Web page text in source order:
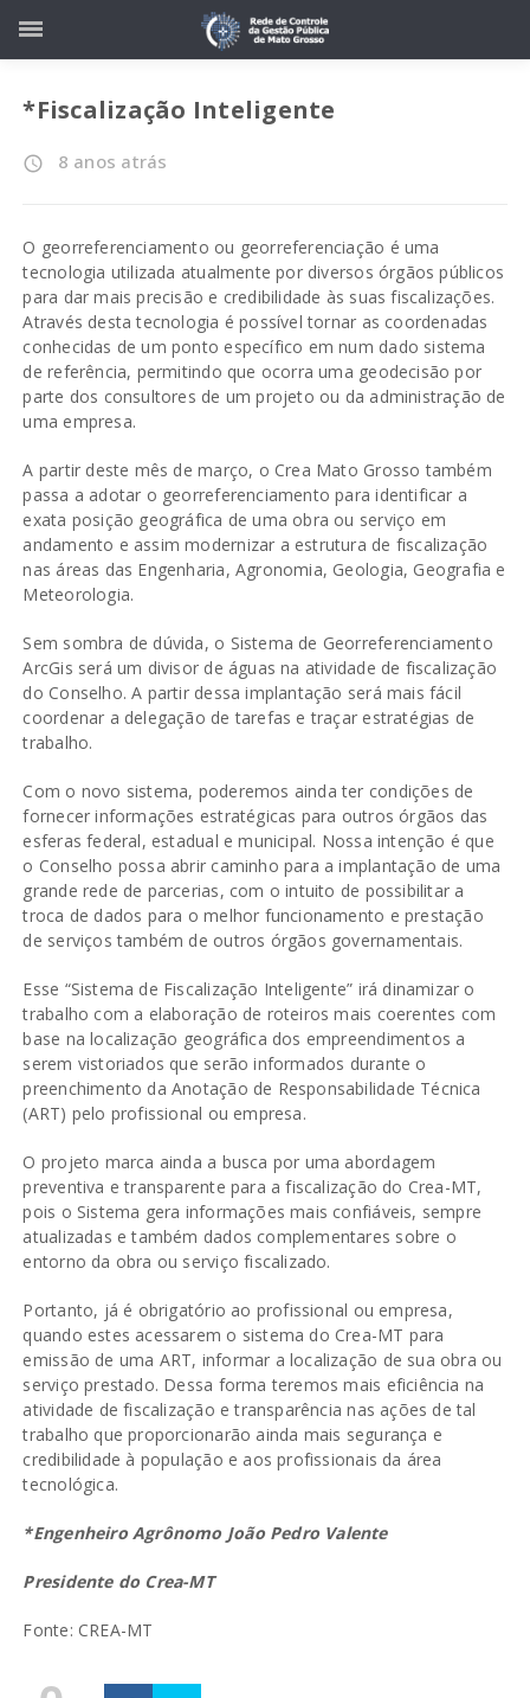
*Fiscalização Inteligente
access_time 8 anos atrás
O georreferenciamento ou georreferenciação é uma
tecnologia utilizada atualmente por diversos órgãos públicos
para dar mais precisão e credibilidade às suas fiscalizações.
Através desta tecnologia é possível tornar as coordenadas
conhecidas de um ponto específico em num dado sistema
de referência, permitindo que ocorra uma geodecisão por
parte dos consultores de um projeto ou da administração de
uma empresa.
A partir deste mês de março, o Crea Mato Grosso também
passa a adotar o georreferenciamento para identificar a
exata posição geográfica de uma obra ou serviço em
andamento e assim modernizar a estrutura de fiscalização
nas áreas das Engenharia, Agronomia, Geologia, Geografia e
Meteorologia.
Sem sombra de dúvida, o Sistema de Georreferenciamento
ArcGis será um divisor de águas na atividade de fiscalização
do Conselho. A partir dessa implantação será mais fácil
coordenar a delegação de tarefas e traçar estratégias de
trabalho.
Com o novo sistema, poderemos ainda ter condições de
fornecer informações estratégicas para outros órgãos das
esferas federal, estadual e municipal. Nossa intenção é que
o Conselho possa abrir caminho para a implantação de uma
grande rede de parcerias, com o intuito de possibilitar a
troca de dados para o melhor funcionamento e prestação
de serviços também de outros órgãos governamentais.
Esse “Sistema de Fiscalização Inteligente” irá dinamizar o
trabalho com a elaboração de roteiros mais coerentes com
base na localização geográfica dos empreendimentos a
serem vistoriados que serão informados durante o
preenchimento da Anotação de Responsabilidade Técnica
(ART) pelo profissional ou empresa.
O projeto marca ainda a busca por uma abordagem
preventiva e transparente para a fiscalização do Crea-MT,
pois o Sistema gera informações mais confiáveis, sempre
atualizadas e também dados complementares sobre o
entorno da obra ou serviço fiscalizado.
Portanto, já é obrigatório ao profissional ou empresa,
quando estes acessarem o sistema do Crea-MT para
emissão de uma ART, informar a localização de sua obra ou
serviço prestado. Dessa forma teremos mais eficiência na
atividade de fiscalização e transparência nas ações de tal
trabalho que proporcionarão ainda mais segurança e
credibilidade à população e aos profissionais da área
tecnológica.
*Engenheiro Agrônomo João Pedro Valente
Presidente do Crea-MT
Fonte: CREA-MT